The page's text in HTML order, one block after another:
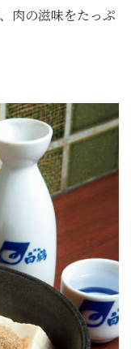
肉の滋味をたっぷ